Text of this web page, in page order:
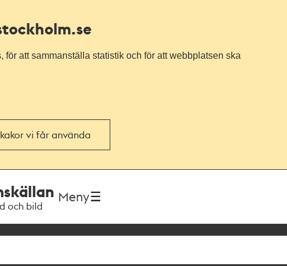
att sammanställa statistik och för att webbplatsen ska
vi får använda
och bild
Meny